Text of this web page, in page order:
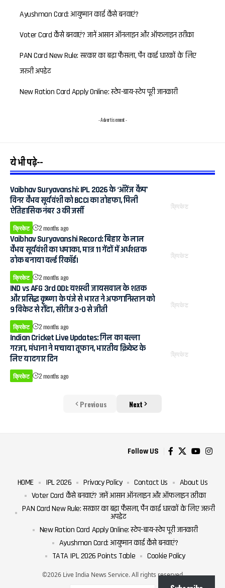
Ayushman Card: आयुष्मान कार्ड कैसे बनवाएं?
Voter Card कैसे बनवाएं? जानें आसान ऑनलाइन और ऑफलाइन तरीका
PAN Card New Rule: सरकार का बड़ा फैसला, पैन कार्ड धारकों के लिए
जरूरी अपडेट
New Ration Card Apply Online: स्टेप-बाय-स्टेप पूरी जानकारी
- Advertisement -
ये भी पढ़े--
क्रिकेट
Vaibhav Suryavanshi: IPL 2026 के ‘ऑरेंज कैप’
विनर वैभव सूर्यवंशी को BCCI का तोहफा, मिली
ऐतिहासिक नंबर 3 की जर्सी
क्रिकेट 2 months ago
क्रिकेट
Vaibhav Suryavanshi Record: बिहार के लाल
वैभव सूर्यवंशी का धमाका, मात्र 11 गेंदों में अर्धशतक
ठोक बनाया वर्ल्ड रिकॉर्ड।
क्रिकेट 2 months ago
क्रिकेट
IND vs AFG 3rd ODI: यशस्वी जायसवाल के शतक
और प्रसिद्ध कृष्णा के पंजे से भारत ने अफगानिस्तान को
9 विकेट से रौंदा, सीरीज 3-0 से जीती
क्रिकेट 2 months ago
क्रिकेट
Indian Cricket Live Updates: गिल का बल्ला
गरजा, मंधाना ने मचाया तूफान, भारतीय क्रिकेट के
लिए यादगार दिन
क्रिकेट 2 months ago
Previous Next
Follow US
©2026 Live India News Service. All rights reserved
HOME IPL 2026 Privacy Policy Contact Us
About Us
Voter Card कैसे बनवाएं? जानें आसान ऑनलाइन और ऑफलाइन तरीका
PAN Card New Rule: सरकार का बड़ा फैसला, पैन कार्ड धारकों के लिए जरूरी
अपडेट
New Ration Card Apply Online: स्टेप-बाय-स्टेप पूरी जानकारी
Ayushman Card: आयुष्मान कार्ड कैसे बनवाएं?
TATA IPL 2026 Points Table
Cookie Policy